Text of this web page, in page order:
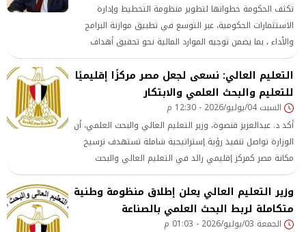
تكثف الحكومة خطواتها لتطوير منظومة التخطيط وإدارة
الاستثمارات الحكومية، عبر التوسع في تطبيق موازنة البرامج
والأداء ، بما يضمن توجيه الموارد المالية نحو تحقيق أهداف
تنموية واضحة وقابلة للقياس
التعليم العالي: نسعى لجعل مصر مركزًا إقليميًا
للتعليم والبحث العلمي والابتكار
السبت 04/يوليو/2026 - 12:30 م
أكد د. عبدالعزيز قنصوة، وزير التعليم العالي والبحث العلمي، أن
الوزارة تواصل تنفيذ رؤية إستراتيجية شاملة تستهدف ترسيخ
مكانة مصر كمركز إقليمي رائد في التعليم العالي والبحث
العلمي والابتكار، من خلال تطوير متكامل للمنظومة وتعظيم
العائد من استثمارات الدولة في هذا القطاع الحيوي،
وزير التعليم العالي يعلن إطلاق منظومة وطنية
متكاملة لربط البحث العلمي بالصناعة
الجمعة 03/يوليو/2026 - 01:03 م